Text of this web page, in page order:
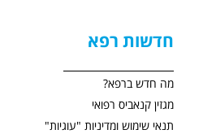
חדשות רפא
מה חדש ברפא?
מגזין קנאביס רפואי
תנאי שימוש ומדיניות "עוגיות"